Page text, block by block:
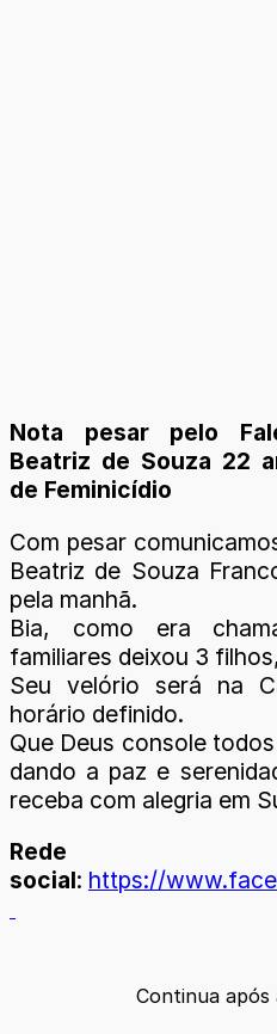
Nota pesar pelo
Beatriz de Souza 22
de Feminicídio
Com pesar
Beatriz de Souza
pela manhã.
Bia, como era
familiares deixou 3
Seu velório será na
horário definido.
Que Deus console
dando a paz e
receba com alegria em
Rede
social: https://
Continua após